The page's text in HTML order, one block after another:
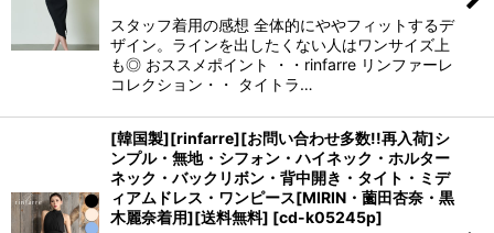
スタッフ着用の感想 全体的にややフィットするデ
ザイン。ラインを出したくない人はワンサイズ上
も◎ おススメポイント ・・rinfarre リンファーレ
コレクション・・ タイトラ…
[韓国製][rinfarre][お問い合わせ多数!!再入荷]シ
ンプル・無地・シフォン・ハイネック・ホルター
ネック・バックリボン・背中開き・タイト・ミデ
ィアムドレス・ワンピース[MIRIN・薗田杏奈・黒
木麗奈着用][送料無料] [cd-k05245p]